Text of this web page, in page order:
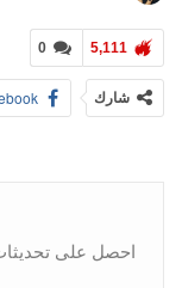
0 5,111
شارك
احصل على